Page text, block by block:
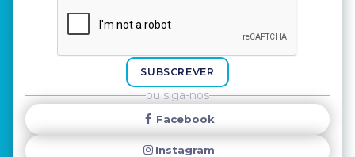
SUBSCREVER
ou siga-nos
Facebook
Instagram